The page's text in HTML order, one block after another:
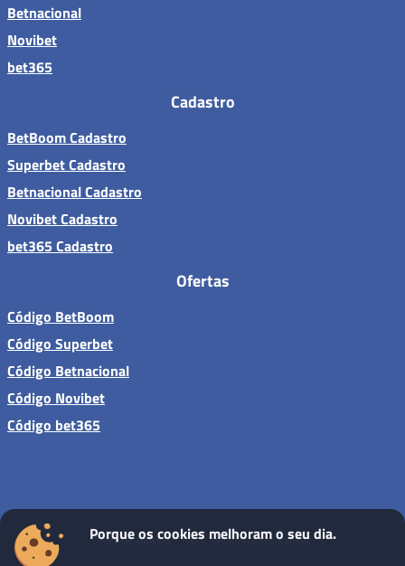
Betnacional
Novibet
bet365
Cadastro
BetBoom Cadastro
Superbet Cadastro
Betnacional Cadastro
Novibet Cadastro
bet365 Cadastro
Ofertas
Código BetBoom
Código Superbet
Código Betnacional
Código Novibet
Código bet365
Sites de apostas - Todos os direitos reservados
Porque os cookies melhoram o seu dia.